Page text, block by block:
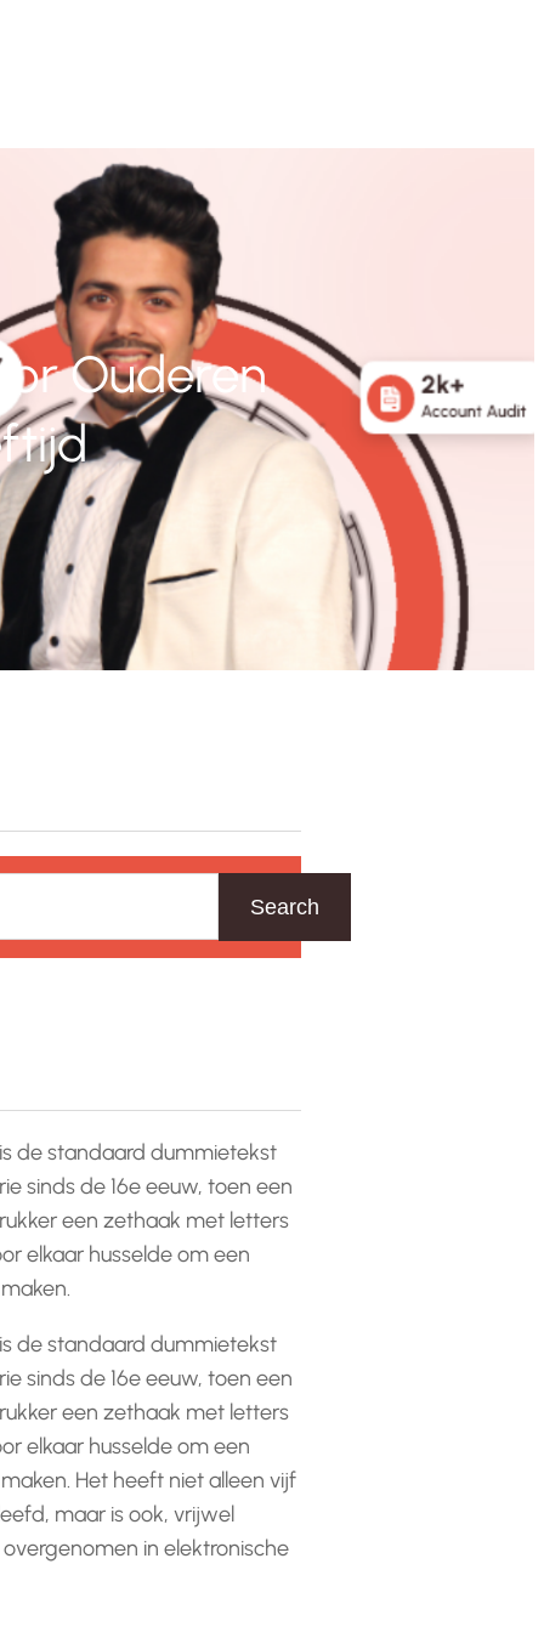
Ouderen
Search
de standaard dummietekst
sinds de 16e eeuw, toen een
een zethaak met letters
elkaar husselde om een
de standaard dummietekst
sinds de 16e eeuw, toen een
een zethaak met letters
elkaar husselde om een
Het heeft niet alleen vijf
maar is ook, vrijwel
in elektronische